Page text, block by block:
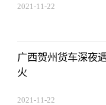
2021-11-22
广西贺州货车深夜
火
2021-11-22